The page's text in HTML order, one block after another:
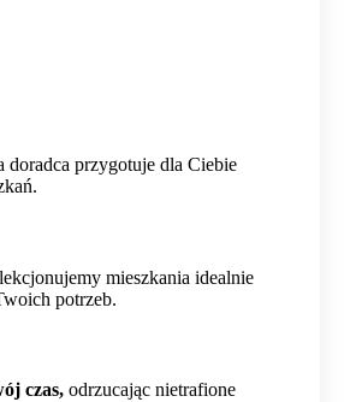
doradca przygotuje dla Ciebie
mieszkania idealnie
potrzeb.
czas, odrzucając nietrafione